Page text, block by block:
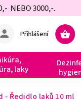
NEBO 3000,-.
Přihlášení
laky
- Ředidlo laků 10 ml